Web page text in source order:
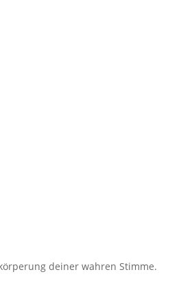
deiner wahren Stimme.